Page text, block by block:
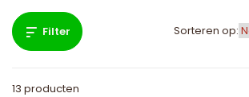
Filter
13 producten
Sorteren op: